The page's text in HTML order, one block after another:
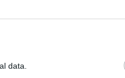
data.
pápaság